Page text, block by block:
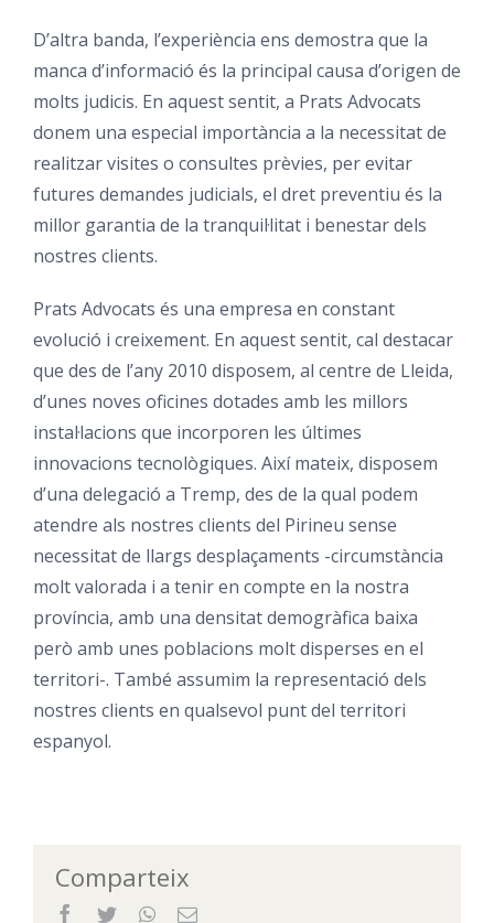
D’altra banda, l’experiència ens demostra que la
manca d’informació és la principal causa d’origen de
molts judicis. En aquest sentit, a Prats Advocats
donem una especial importància a la necessitat de
realitzar visites o consultes prèvies, per evitar
futures demandes judicials, el dret preventiu és la
millor garantia de la tranquil·litat i benestar dels
nostres clients.
Prats Advocats és una empresa en constant
evolució i creixement. En aquest sentit, cal destacar
que des de l’any 2010 disposem, al centre de Lleida,
d’unes noves oficines dotades amb les millors
instal·lacions que incorporen les últimes
innovacions tecnològiques. Així mateix, disposem
d’una delegació a Tremp, des de la qual podem
atendre als nostres clients del Pirineu sense
necessitat de llargs desplaçaments -circumstància
molt valorada i a tenir en compte en la nostra
província, amb una densitat demogràfica baixa
però amb unes poblacions molt disperses en el
territori-. També assumim la representació dels
nostres clients en qualsevol punt del territori
espanyol.
Comparteix
Facebook
TwitterWhatsApp
Email